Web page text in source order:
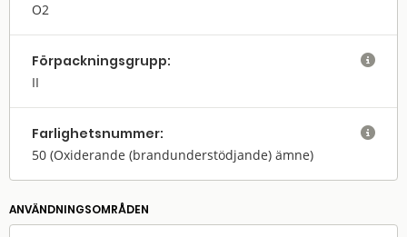
O2
Förpack­nings­grupp:
II

Farlighets­nummer:
50 (Oxiderande (brandunderstödjande) ämne)

ANVÄNDNINGS­OMRÅDEN